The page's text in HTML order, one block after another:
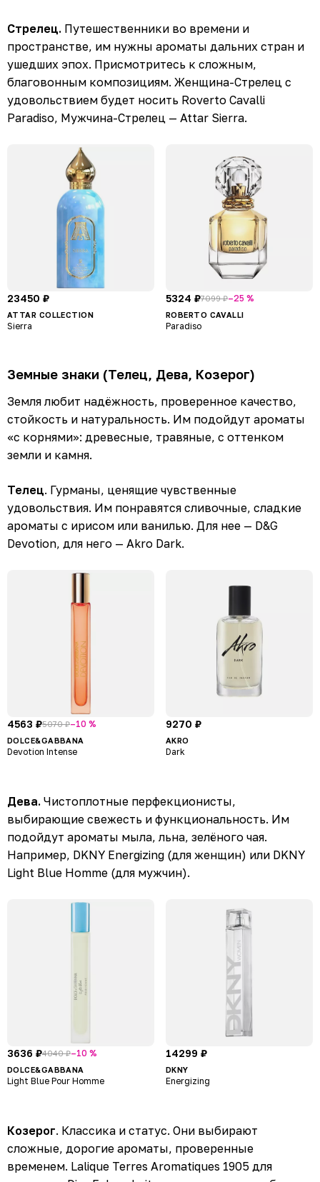
Стрелец. Путешественники во времени и
пространстве, им нужны ароматы дальних стран и
ушедших эпох. Присмотритесь к сложным,
благовонным композициям. Женщина-Стрелец с
удовольствием будет носить Roverto Cavalli
Paradiso, Мужчина-Стрелец — Attar Sierra.
23450 ₽
ATTAR COLLECTION
Sierra
5324 ₽7099 ₽–25 %
ROBERTO CAVALLI
Paradiso
Земные знаки (Телец, Дева, Козерог)
Земля любит надёжность, проверенное качество,
стойкость и натуральность. Им подойдут ароматы
«с корнями»: древесные, травяные, с оттенком
земли и камня.
Телец. Гурманы, ценящие чувственные
удовольствия. Им понравятся сливочные, сладкие
ароматы с ирисом или ванилью. Для нее — D&G
Devotion, для него — Akro Dark.
4563 ₽5070 ₽–10 %
DOLCE&GABBANA
Devotion Intense
9270 ₽
AKRO
Dark
Дева. Чистоплотные перфекционисты,
выбирающие свежесть и функциональность. Им
подойдут ароматы мыла, льна, зелёного чая.
Например, DKNY Energizing (для женщин) или DKNY
Light Blue Homme (для мужчин).
3636 ₽4040 ₽–10 %
DOLCE&GABBANA
Light Blue Pour Homme
14299 ₽
DKNY
Energizing
Козерог. Классика и статус. Они выбирают
сложные, дорогие ароматы, проверенные
временем. Lalique Terres Aromatiques 1905 для